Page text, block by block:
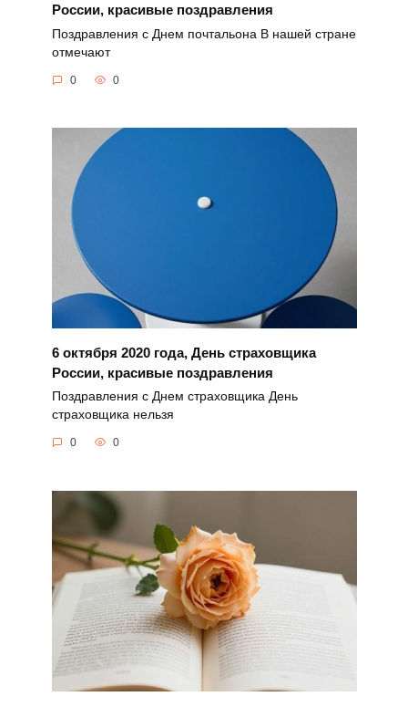
России, красивые поздравления
Поздравления с Днем почтальона В нашей стране
отмечают
0 0
6 октября 2020 года, День страховщика
России, красивые поздравления
Поздравления с Днем страховщика День
страховщика нельзя
0 0